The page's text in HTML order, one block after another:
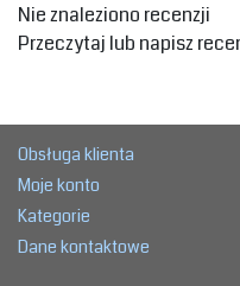
Nie znaleziono recenzji
Przeczytaj lub napisz
Obsługa klienta
Moje konto
Kategorie
Dane kontaktowe